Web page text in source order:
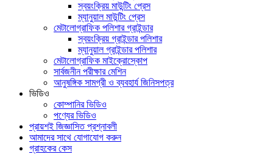
স্বয়ংক্রিয় মাউন্টিং প্রেস
ম্যানুয়াল মাউন্টিং প্রেস
মেটালোগ্রাফিক পলিশার গ্রাইন্ডার
স্বয়ংক্রিয় গ্রাইন্ডার পলিশার
ম্যানুয়াল গ্রাইন্ডার পলিশার
মেটালোগ্রাফিক মাইক্রোস্কোপ
সার্বজনীন পরীক্ষার মেশিন
আনুষঙ্গিক সামগ্রী ও ব্যবহার্য জিনিসপত্র
ভিডিও
কোম্পানির ভিডিও
পণ্যের ভিডিও
প্রায়শই জিজ্ঞাসিত প্রশ্নাবলী
আমাদের সাথে যোগাযোগ করুন
গ্রাহকের কেস